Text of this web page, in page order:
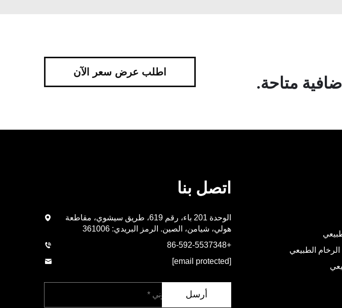
متاحة.
اطلب عرض سعر الآن
الطبيعي
اتصل بنا
الوحدة 201 باء، رقم 619، طريق سيشوي، مقاطعة
هولي، شيامن، الصين. الرمز البريدي: 361006
+86-592-5537348
[email protected]
أرسل